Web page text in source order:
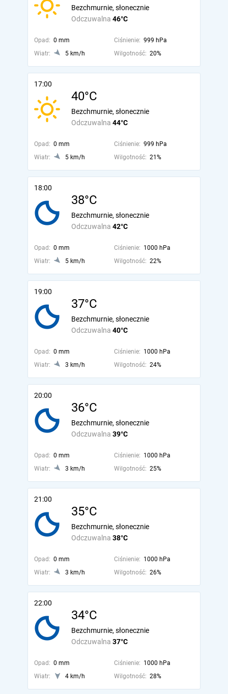
Odczuwalna 46°C
Bezchmurnie, słonecznie
Opad: 0 mm Ciśnienie: 999 hPa
Wiatr:
5 km/h Wilgotność: 20%
17:00
40°C
Odczuwalna 44°C
Bezchmurnie, słonecznie
Opad: 0 mm Ciśnienie: 999 hPa
Wiatr:
5 km/h Wilgotność: 21%
18:00
38°C
Odczuwalna 42°C
Bezchmurnie, słonecznie
Opad: 0 mm Ciśnienie: 1000 hPa
Wiatr:
5 km/h Wilgotność: 22%
19:00
37°C
Odczuwalna 40°C
Bezchmurnie, słonecznie
Opad: 0 mm Ciśnienie: 1000 hPa
Wiatr:
3 km/h Wilgotność: 24%
20:00
36°C
Odczuwalna 39°C
Bezchmurnie, słonecznie
Opad: 0 mm Ciśnienie: 1000 hPa
Wiatr:
3 km/h Wilgotność: 25%
21:00
35°C
Odczuwalna 38°C
Bezchmurnie, słonecznie
Opad: 0 mm Ciśnienie: 1000 hPa
Wiatr:
3 km/h Wilgotność: 26%
22:00
34°C
Odczuwalna 37°C
Bezchmurnie, słonecznie
Opad: 0 mm Ciśnienie: 1000 hPa
Wiatr:
4 km/h Wilgotność: 28%